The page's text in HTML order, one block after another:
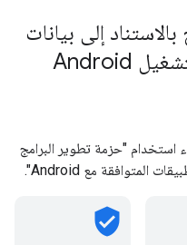
إلى بيانات
استخدام "حزمة تطوير البرامج
verified_user